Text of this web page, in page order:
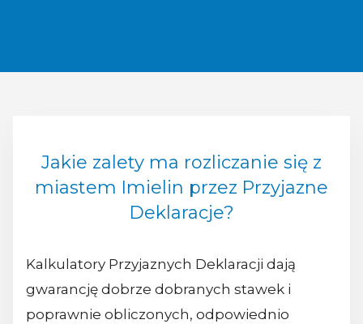
Jakie zalety ma rozliczanie się z
miastem Imielin przez Przyjazne
Deklaracje?
Kalkulatory Przyjaznych Deklaracji dają
gwarancję dobrze dobranych stawek i
poprawnie obliczonych, odpowiednio